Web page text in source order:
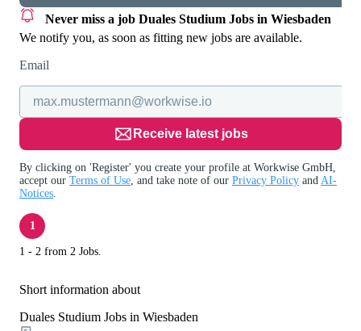
Never miss a job Duales Studium Jobs in Wiesbaden
We notify you, as soon as fitting new jobs are available.
Email
Receive latest jobs
By clicking on 'Register' you create your profile at Workwise GmbH,
accept our Terms of Use, and take note of our Privacy Policy and AI-
Notices.
1
1 - 2 from 2 Jobs.
Short information about
Duales Studium Jobs in Wiesbaden